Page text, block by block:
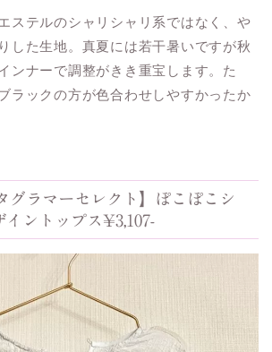
ステルのシャリシャリ系ではなく、や
した生地。真夏には若干暑いですが秋
ンナーで調整がきき重宝します。た
ラックの方が色合わせしやすかったか
グラマーセレクト】ぽこぽこシ
イントップス¥3,107-